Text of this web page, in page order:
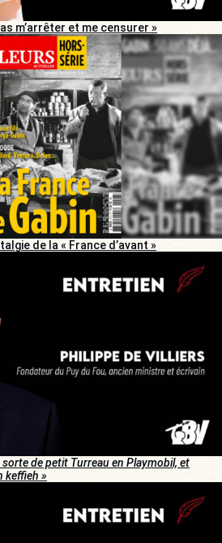
m’arrêter et me censurer »
de la « France d’avant »
de petit Turreau en Playmobil, et
keffieh »